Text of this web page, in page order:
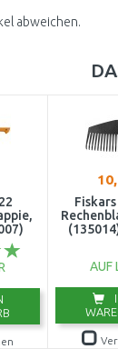
abweichen.
AUF